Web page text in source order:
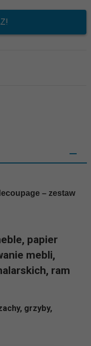
– zestaw
papier
mebli,
ram
grzyby,